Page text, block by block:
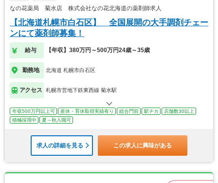
なの花薬局 菊水店 株式会社なの花北海道の薬剤師求人
【北海道札幌市白石区】 全国展開の大手調剤チェー
ンにて薬剤師募集！
給与 【年収】380万円～500万円24歳～35歳
勤務地 北海道 札幌市白石区
アクセス 札幌市営地下鉄東西線 菊水駅
年収500万円以上可 産休・育休取得実績有り 総合門前 駅チカ
店舗数30以上
積極採用中
夏～秋入職可
求人の詳細を見る この求人に興味がある